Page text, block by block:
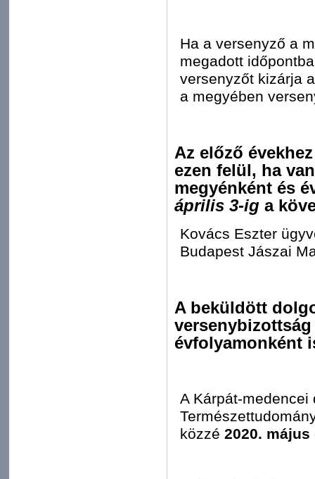
Ha a versenyző a
megadott
versenyzőt kizárja
a megyében
Az előző
ezen felül, ha
megyénként és
április 3-ig a
Kovács Eszter
Budapest Jászai
A beküldött
évfolyamonként
A Kárpát-
közzé 2020.